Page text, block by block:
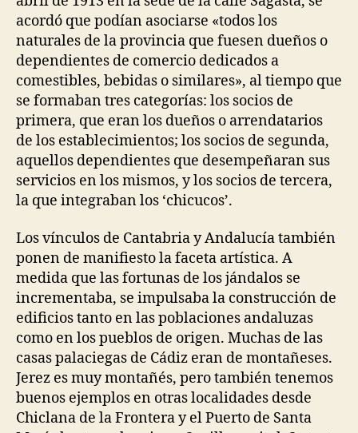
acordó que podían asociarse «todos los
naturales de la provincia que fuesen dueños o
dependientes de comercio dedicados a
comestibles, bebidas o similares», al tiempo que
se formaban tres categorías: los socios de
primera, que eran los dueños o arrendatarios
de los establecimientos; los socios de segunda,
aquellos dependientes que desempeñaran sus
servicios en los mismos, y los socios de tercera,
la que integraban los ‘chicucos’.
Los vínculos de Cantabria y Andalucía también
ponen de manifiesto la faceta artística. A
medida que las fortunas de los jándalos se
incrementaba, se impulsaba la construcción de
edificios tanto en las poblaciones andaluzas
como en los pueblos de origen. Muchas de las
casas palaciegas de Cádiz eran de montañeses.
Jerez es muy montañés, pero también tenemos
buenos ejemplos en otras localidades desde
Chiclana de la Frontera y el Puerto de Santa